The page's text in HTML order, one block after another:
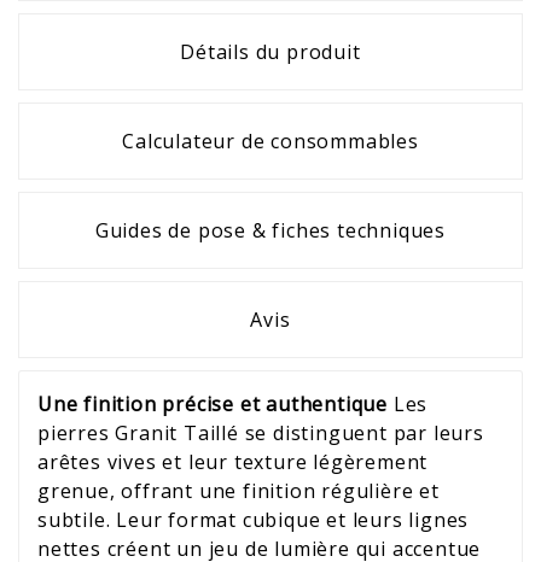
Détails du produit
Calculateur de consommables
Guides de pose & fiches techniques
Avis
Une finition précise et authentique Les
pierres Granit Taillé se distinguent par leurs
arêtes vives et leur texture légèrement
grenue, offrant une finition régulière et
subtile. Leur format cubique et leurs lignes
nettes créent un jeu de lumière qui accentue